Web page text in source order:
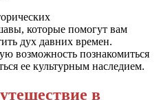
которые помогут вам
дух давних времен.
возможность познакомиться
ее культурным наследием.
в